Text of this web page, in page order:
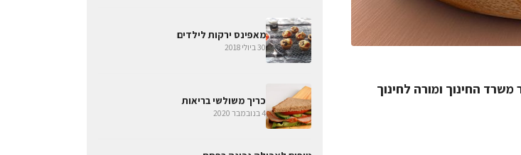
החינוך ומורה לחינוך
מאפינס ירקות לילדים
30 ביולי 2018
כריך משולשי בריאות
4 בנובמבר 2020